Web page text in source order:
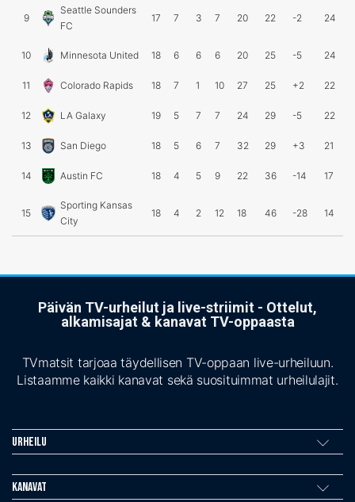
9
Seattle Sounders
FC
17 7 3 7 20 22 -2 24
10 Minnesota United 18 6 6 6 20 25 -5 24
11 Colorado Rapids 18 7 1 10 27 25 +2 22
12 LA Galaxy 19 5 7 7 24 29 -5 22
13 San Diego 18 5 6 7 32 29 +3 21
14 Austin FC 18 4 5 9 22 36 -14 17
15
Sporting Kansas
City
18 4 2 12 18 46 -28 14
Päivän TV-urheilut ja live-striimit - Ottelut,
alkamisajat & kanavat TV-oppaasta
TVmatsit tarjoaa täydellisen TV-oppaan live-urheiluun.
Listaamme kaikki kanavat sekä suosituimmat urheilulajit.
Urheilu
Kanavat